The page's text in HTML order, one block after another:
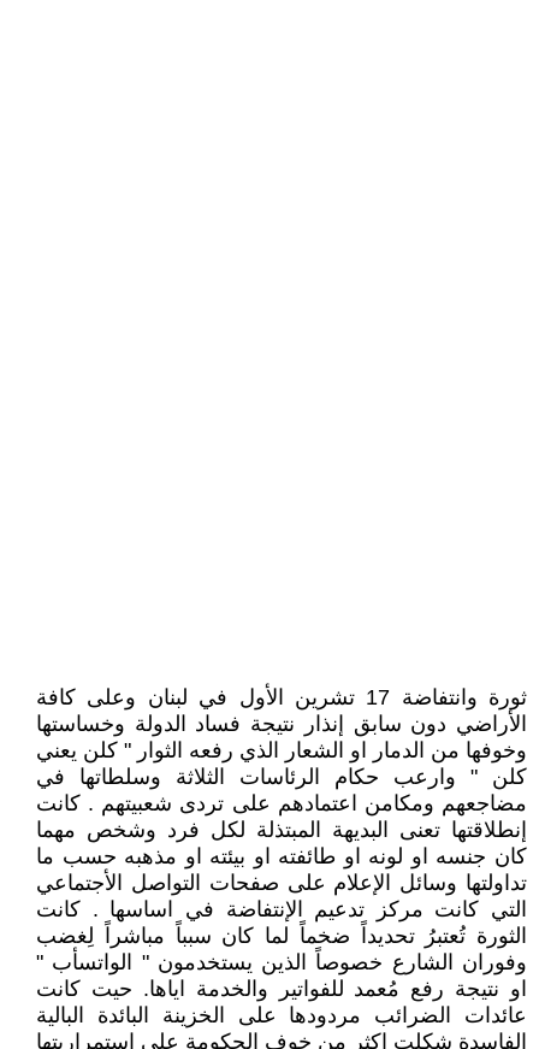
ثورة وانتفاضة 17 تشرين الأول في لبنان وعلى كافة
الأراضي دون سابق إنذار نتيجة فساد الدولة وخساستها
وخوفها من الدمار او الشعار الذي رفعه الثوار " كلن يعني
كلن " وارعب حكام الرئاسات الثلاثة وسلطاتها في
مضاجعهم ومكامن اعتمادهم على تردى شعبيتهم . كانت
إنطلاقتها تعنى البديهة المبتذلة لكل فرد وشخص مهما
كان جنسه او لونه او طائفته او بيئته او مذهبه حسب ما
تداولتها وسائل الإعلام على صفحات التواصل الأجتماعي
التي كانت مركز تدعيم الإنتفاضة في اساسها . كانت
الثورة تُعتبرُ تحديداً ضخماً لما كان سبباً مباشراً لِغضب
وفوران الشارع خصوصاً الذين يستخدمون " الواتسأب "
او نتيجة رفع مُعمد للفواتير والخدمة اياها. حيت كانت
عائدات الضرائب مردودها على الخزينة البائدة البالية
الفاسدة شكلت اكثر من خوف الحكومة على إستمراريتها